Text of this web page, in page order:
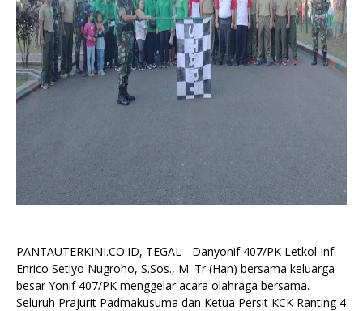
PANTAUTERKINI.CO.ID, TEGAL - Danyonif 407/PK Letkol Inf
Enrico Setiyo Nugroho, S.Sos., M. Tr (Han) bersama keluarga
besar Yonif 407/PK menggelar acara olahraga bersama.
Seluruh Prajurit Padmakusuma dan Ketua Persit KCK Ranting 4